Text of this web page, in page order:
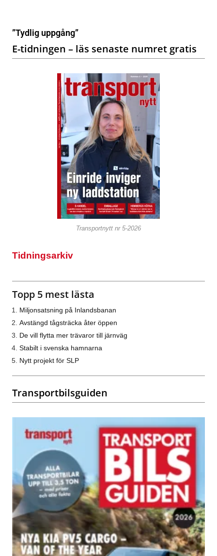
”Tydlig uppgång”
E-tidningen – läs senaste numret gratis
Transportnytt nr 5-2026
Tidningsarkiv
Topp 5 mest lästa
Miljonsatsning på Inlandsbanan
Avstängd tågsträcka åter öppen
De vill flytta mer trävaror till järnväg
Stabilt i svenska hamnarna
Nytt projekt för SLP
Transportbilsguiden